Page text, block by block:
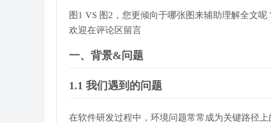
图1 VS 图2，您更倾向于哪张图来辅助理解全文呢
欢迎在评论区留言
一、背景&问题
1.1 我们遇到的问题
在软件研发过程中，环境问题常常成为关键路径上